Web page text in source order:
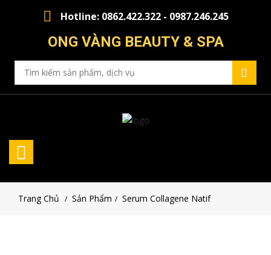
Hotline: 0862.422.322 - 0987.246.245
ONG VÀNG BEAUTY & SPA
Trang Chủ / Sản Phẩm / Serum Collagene Natif